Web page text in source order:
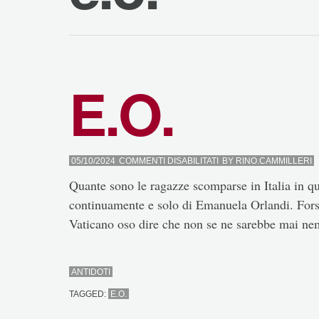
E.O.
05/10/2024 COMMENTI DISABILITATISUBY RINO.CAMMILLERI
Quante sono le ragazze scomparse in Italia in
continuamente e solo di Emanuela Orlandi.
Vaticano oso dire che non se ne sarebbe mai
ANTIDOTI
TAGGED: E.O.